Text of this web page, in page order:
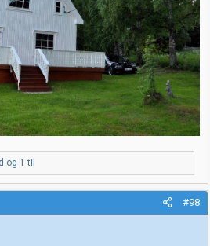
og 1 til
#98